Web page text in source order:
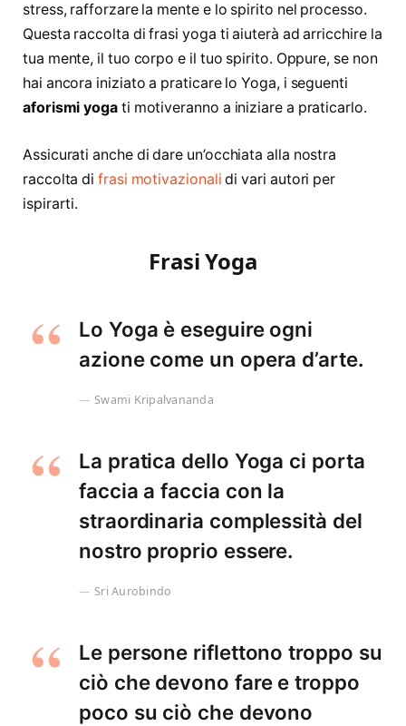
stress, rafforzare la mente e lo spirito nel processo.
Questa raccolta di frasi yoga ti aiuterà ad arricchire la
tua mente, il tuo corpo e il tuo spirito. Oppure, se non
hai ancora iniziato a praticare lo Yoga, i seguenti
aforismi yogati motiveranno a iniziare a praticarlo.
Assicurati anche di dare un’occhiata alla nostra
raccolta difrasi motivazionali di vari autori per
ispirarti.
Frasi Yoga
Lo Yoga è eseguire ogni
azione come un opera d’arte.
Swami Kripalvananda
La pratica dello Yoga ci porta
faccia a faccia con la
straordinaria complessità del
nostro proprio essere.
Sri Aurobindo
Le persone riflettono troppo su
ciò che devono fare e troppo
poco su ciò che devono